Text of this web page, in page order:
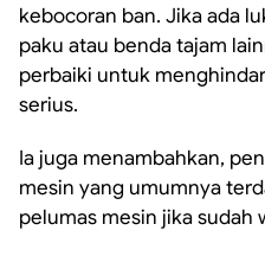
kebocoran ban. Jika ada
paku atau benda tajam
perbaiki untuk
serius.
Ia juga menambahkan,
mesin yang umumnya
pelumas mesin jika sudah